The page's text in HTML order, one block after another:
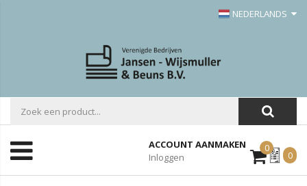
NEDERLANDS
ACCOUNT AANMAKEN
Inloggen
0Mijn
Offerte
0